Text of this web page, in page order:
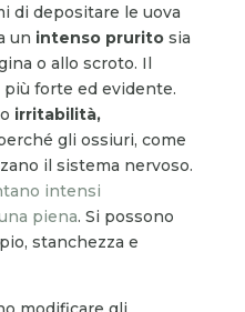
di depositare le uova
un intenso prurito sia
o allo scroto. Il
forte ed evidente.
irritabilità,
gli ossiuri, come
il sistema nervoso.
intensi
piena. Si possono
stanchezza e